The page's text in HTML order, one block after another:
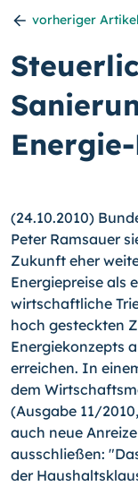
vorheriger Artikel
(24.10.2010)
Peter Ramsauer
Zukunft eher
Energiepreise als
wirtschaftliche
hoch gesteckten
Energiekonzepts
erreichen. In
dem
(Ausgabe 11/
auch neue
ausschließen:
der